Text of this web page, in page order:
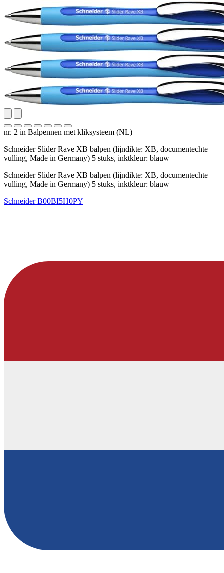
nr. 2 in Balpennen met kliksysteem (NL)
Schneider Slider Rave XB balpen (lijndikte: XB, documentechte
vulling, Made in Germany) 5 stuks, inktkleur: blauw
Schneider Slider Rave XB balpen (lijndikte: XB, documentechte
vulling, Made in Germany) 5 stuks, inktkleur: blauw
SchneiderB00BI5H0PY